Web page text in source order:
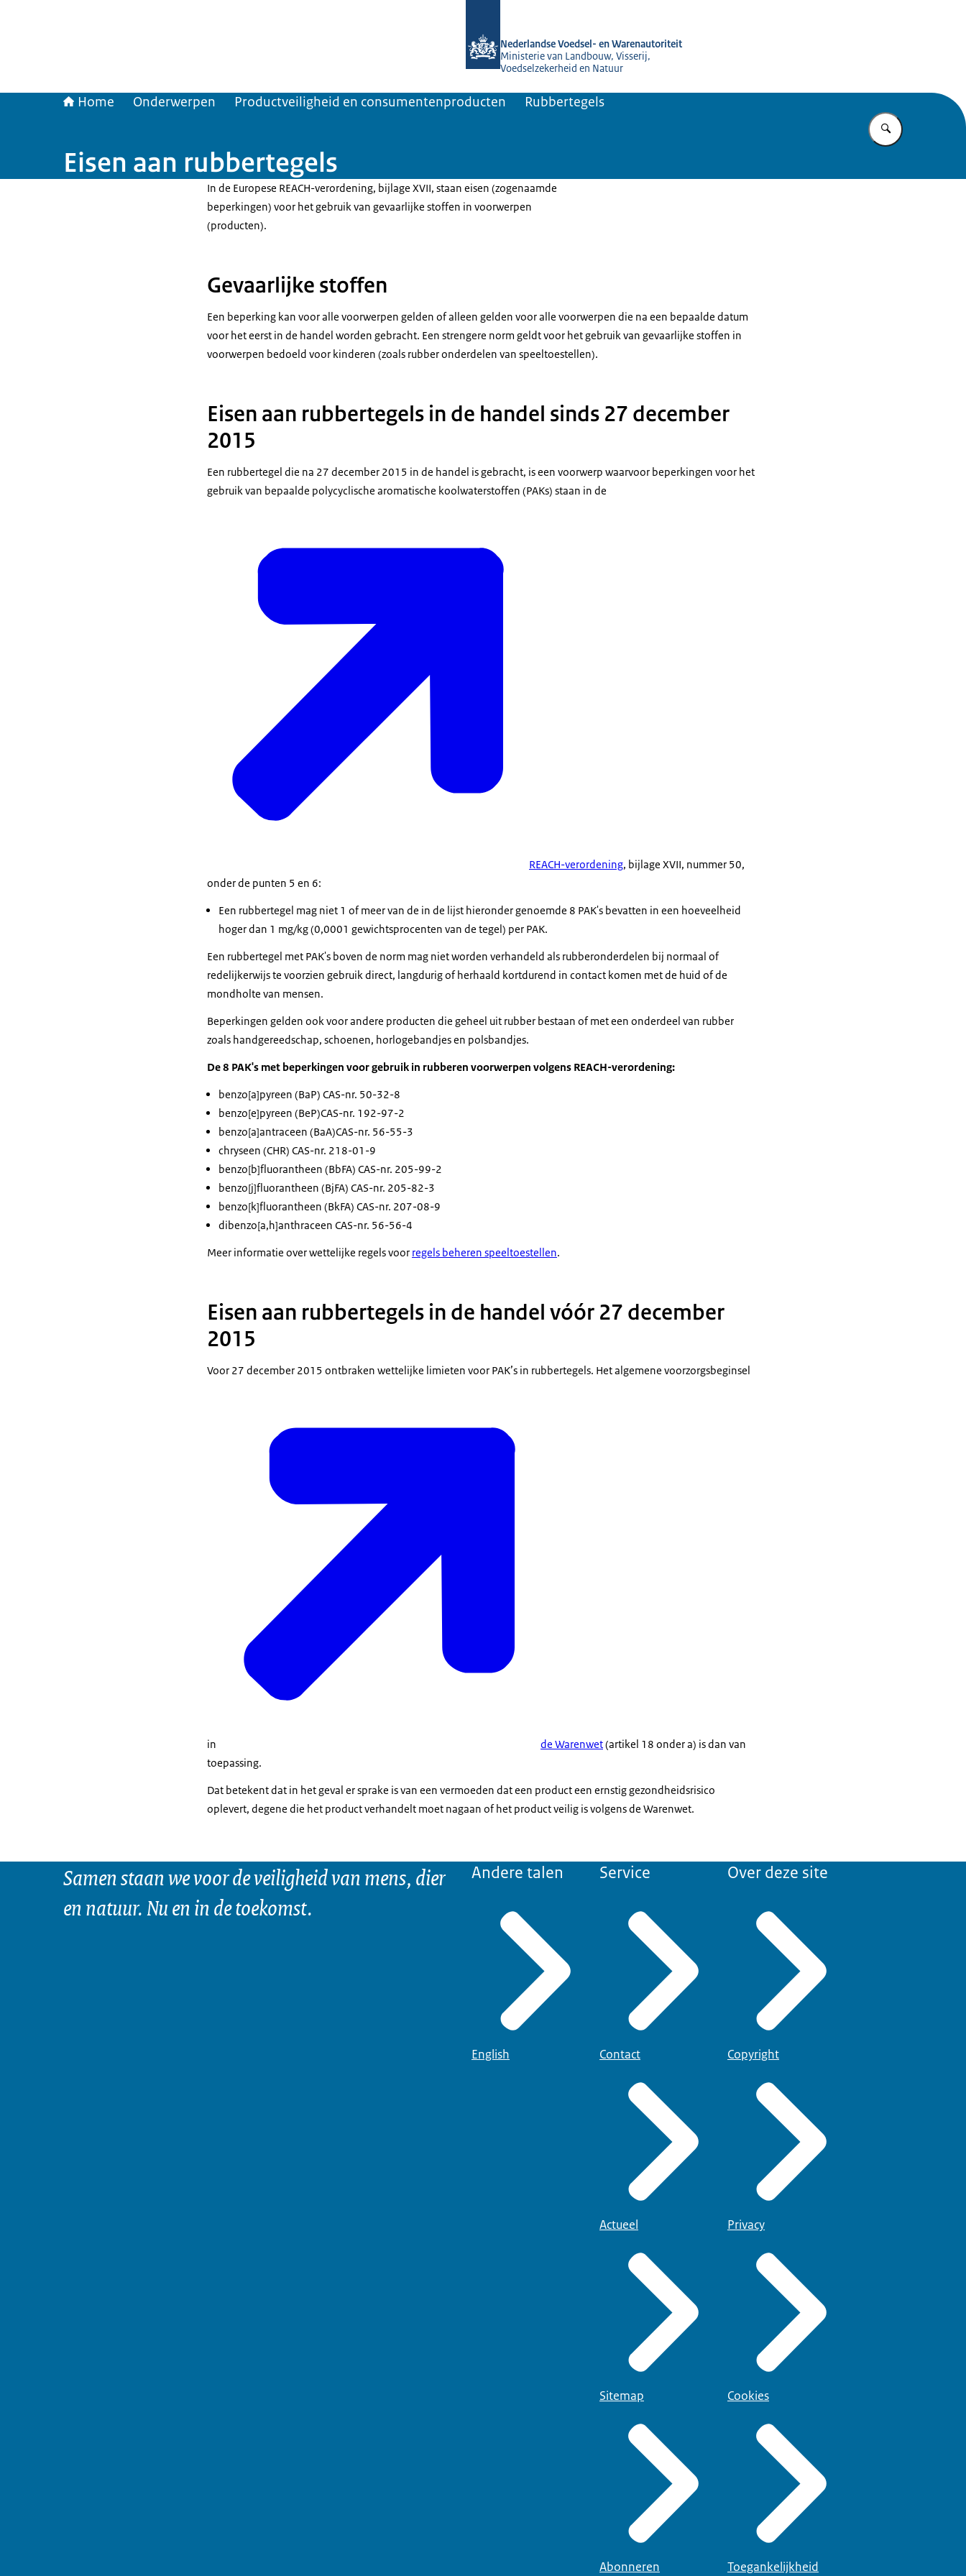
Nederlandse Voedsel- en Warenautoriteit
Ministerie van Landbouw, Visserij,
Voedselzekerheid en Natuur
Home Onderwerpen Productveiligheid en consumentenproducten Rubbertegels
Vul in wat u
Eisen aan rubbertegels
In de Europese REACH-verordening, bijlage XVII, staan eisen (zogenaamde
beperkingen) voor het gebruik van gevaarlijke stoffen in voorwerpen
(producten).
Gevaarlijke stoffen
Een beperking kan voor alle voorwerpen gelden of alleen gelden voor alle voorwerpen die na een bepaalde datum
voor het eerst in de handel worden gebracht. Een strengere norm geldt voor het gebruik van gevaarlijke stoffen in
voorwerpen bedoeld voor kinderen (zoals rubber onderdelen van speeltoestellen).
Eisen aan rubbertegels in de handel sinds 27 december
2015
Een rubbertegel die na 27 december 2015 in de handel is gebracht, is een voorwerp waarvoor beperkingen voor het
gebruik van bepaalde polycyclische aromatische koolwaterstoffen (PAKs) staan in de
REACH-verordening, bijlage XVII, nummer 50,
onder de punten 5 en 6:
Een rubbertegel mag niet 1 of meer van de in de lijst hieronder genoemde 8 PAK's bevatten in een hoeveelheid
hoger dan 1 mg/kg (0,0001 gewichtsprocenten van de tegel) per PAK.
Een rubbertegel met PAK's boven de norm mag niet worden verhandeld als rubberonderdelen bij normaal of
redelijkerwijs te voorzien gebruik direct, langdurig of herhaald kortdurend in contact komen met de huid of de
mondholte van mensen.
Beperkingen gelden ook voor andere producten die geheel uit rubber bestaan of met een onderdeel van rubber
zoals handgereedschap, schoenen, horlogebandjes en polsbandjes.
De 8 PAK's met beperkingen voor gebruik in rubberen voorwerpen volgens REACH-verordening:
benzo[a]pyreen (BaP) CAS-nr. 50-32-8
benzo[e]pyreen (BeP)CAS-nr. 192-97-2
benzo[a]antraceen (BaA)CAS-nr. 56-55-3
chryseen (CHR) CAS-nr. 218-01-9
benzo[b]fluorantheen (BbFA) CAS-nr. 205-99-2
benzo[j]fluorantheen (BjFA) CAS-nr. 205-82-3
benzo[k]fluorantheen (BkFA) CAS-nr. 207-08-9
dibenzo[a,h]anthraceen CAS-nr. 56-56-4
Meer informatie over wettelijke regels voor regels beheren speeltoestellen.
Eisen aan rubbertegels in de handel vóór 27 december
2015
Voor 27 december 2015 ontbraken wettelijke limieten voor PAK’s in rubbertegels. Het algemene voorzorgsbeginsel
in de Warenwet(artikel 18 onder a) is dan van
toepassing.
Dat betekent dat in het geval er sprake is van een vermoeden dat een product een ernstig gezondheidsrisico
oplevert, degene die het product verhandelt moet nagaan of het product veilig is volgens de Warenwet.
Samen staan we voor de veiligheid van mens, dier
en natuur. Nu en in de toekomst.
Andere talen
English
Service
Contact
Actueel
Sitemap
Abonneren
Over deze site
Copyright
Privacy
Cookies
Toegankelijkheid